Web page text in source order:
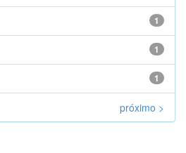
1
1
1
próximo >